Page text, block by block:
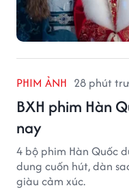
PHIM ẢNH 28 phút
BXH phim Hàn
nay
4 bộ phim Hàn Quốc
dung cuốn hút, dàn
giàu cảm xúc.